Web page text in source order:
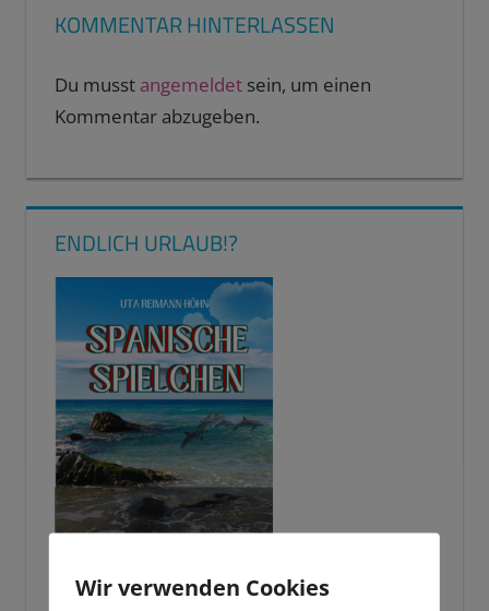
KOMMENTAR HINTERLASSEN
Du musst angemeldetsein, um einen
Kommentar abzugeben.
ENDLICH URLAUB!?
Wir verwenden Cookies